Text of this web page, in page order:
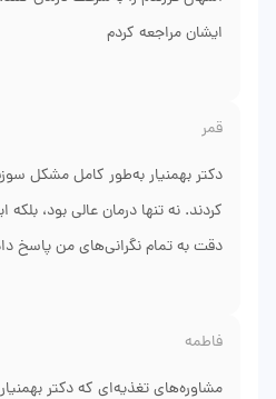
ایشان مراجعه کردم
قمر
دکتر بهمنیار به‌طور کامل مشکل
کردند. نه تنها درمان عالی بود،
دقت به تمام نگرانی‌های من پاسخ
فاطمه
مشاوره‌های تغذیه‌ای که دکتر بهمنیار